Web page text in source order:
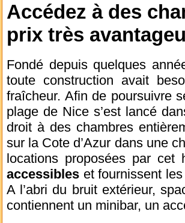
Accédez à des
prix très
Fondé depuis quelques
toute construction avait
fraîcheur. Afin de poursuivre
plage de Nice s’est lancé
droit à des chambres
sur la Cote d’Azur dans une
locations proposées par
accessibles et fournissent
A l’abri du bruit extérieur,
contiennent un minibar, un